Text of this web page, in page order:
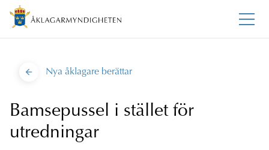
Nya åklagare berättar
Bamsepussel i stället för
utredningar